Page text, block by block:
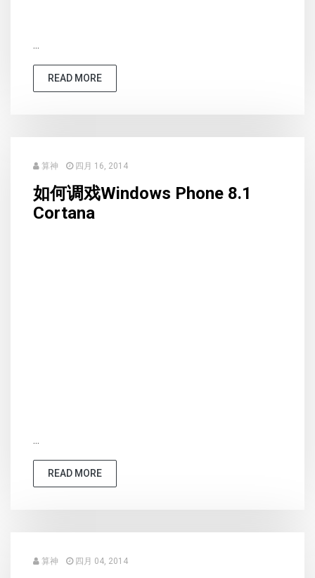
...
READ MORE
算神 四月 16, 2014
如何调戏Windows Phone 8.1
Cortana
...
READ MORE
算神 四月 04, 2014